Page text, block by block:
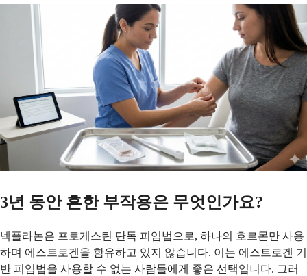
3년 동안 흔한 부작용은 무엇인가요?
넥플라논은 프로게스틴 단독 피임법으로, 하나의 호르몬만 사용
하며 에스트로겐을 함유하고 있지 않습니다. 이는 에스트로겐 기
반 피임법을 사용할 수 없는 사람들에게 좋은 선택입니다. 그러